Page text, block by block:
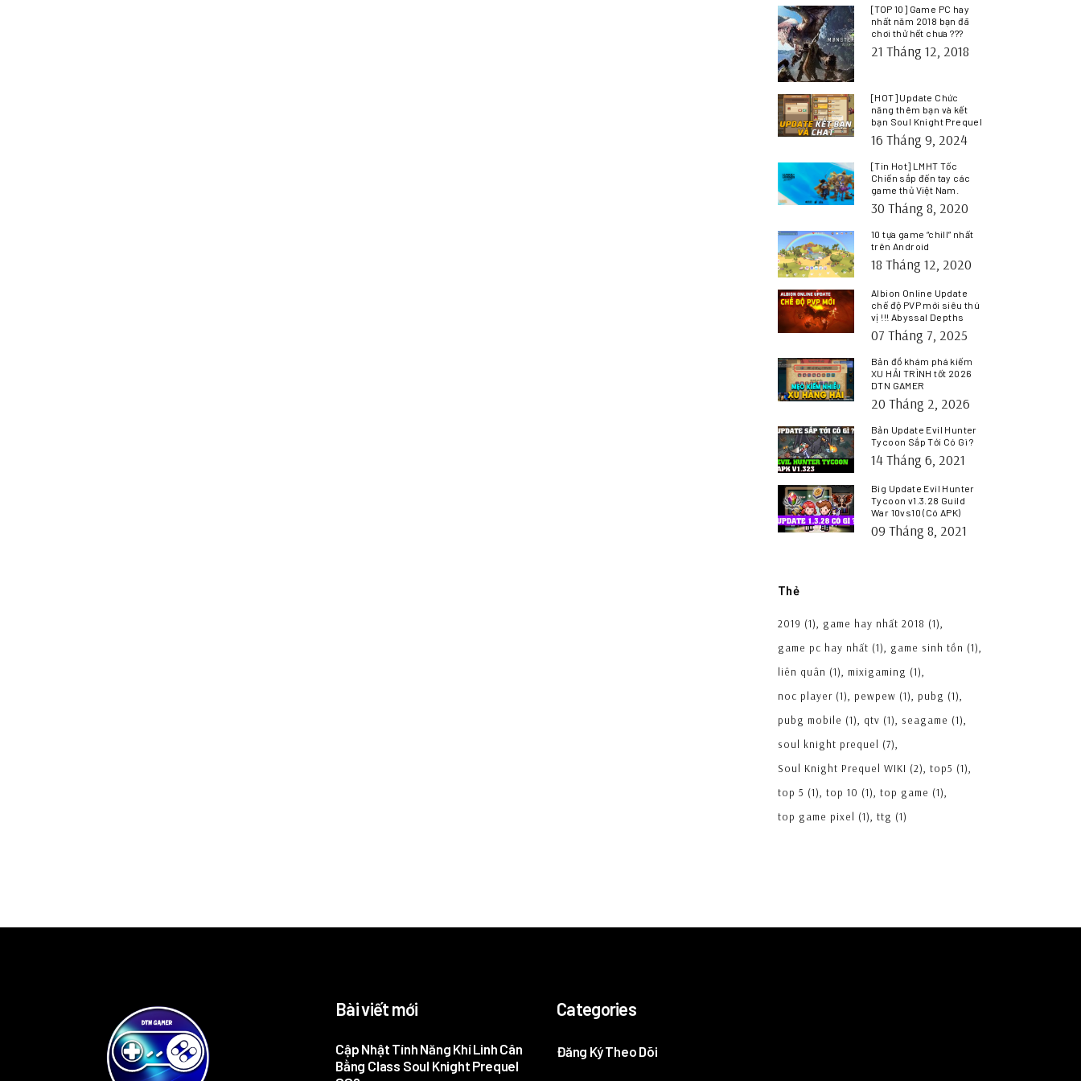
[TOP 10] Game PC hay
nhất năm 2018 bạn đã
chơi thử hết chưa ???
21 Tháng 12, 2018
[HOT] Update Chức
năng thêm bạn và kết
bạn Soul Knight Prequel
16 Tháng 9, 2024
[Tin Hot] LMHT Tốc
Chiến sắp đến tay các
game thủ Việt Nam.
30 Tháng 8, 2020
10 tựa game “chill” nhất
trên Android
18 Tháng 12, 2020
Albion Online Update
chế độ PVP mới siêu thú
vị !!! Abyssal Depths
07 Tháng 7, 2025
Bản đồ khám phá kiếm
XU HẢI TRÌNH tốt 2026
DTN GAMER
20 Tháng 2, 2026
Bản Update Evil Hunter
Tycoon Sắp Tới Có Gì ?
14 Tháng 6, 2021
Big Update Evil Hunter
Tycoon v1.3.28 Guild
War 10vs10 (Có APK)
09 Tháng 8, 2021
Thẻ
2019 (1) game hay nhất 2018 (1)
game pc hay nhất (1) game sinh tồn (1)
liên quân (1) mixigaming (1)
noc player (1) pewpew (1) pubg (1)
pubg mobile (1) qtv (1) seagame (1)
soul knight prequel (7)
Soul Knight Prequel WIKI (2) top5 (1)
top 5 (1) top 10 (1) top game (1)
top game pixel (1) ttg (1)
Bài viết mới
Cập Nhật Tính Năng Khí Linh Cân
Bằng Class Soul Knight Prequel
Categories
Đăng Ký Theo Dõi